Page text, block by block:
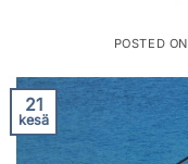
POSTED
21
kesä